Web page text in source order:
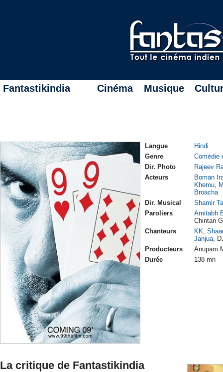
Fantastikindia Cinéma Musique
Langue
Hindi
Genre
Comédie
Dir. Photo
Rajeev
Acteurs
Boman
Khemu
Broacha
Dir. Musical
Shamir
Paroliers
Amitabh
Chintan
Chanteurs
KK
Janjua ,
Producteurs
Anupam
Durée
138 mn
La critique de Fantastikindia